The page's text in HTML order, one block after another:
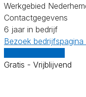
Werkgebied
Contactgegevens
6 jaar in bedrijf
Bezoek bedrijfspagina
Gratis - Vrijblijvend